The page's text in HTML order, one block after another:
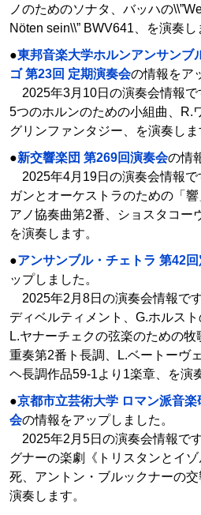
ノのためのソナタ、バッハの
Nöten sein\\” BWV641、を演奏し
●東邦音楽大学ホルンアンサン
ゴ 第23回 定期演奏会の情報をア
2025年3月10日の演奏会情報で
5つのホルンのための小組曲、R.
グリンファンタジー、を演奏しま
●新交響楽団 第269回演奏会の情
2025年4月19日の演奏会情報で
ガンとオーケストラのための「
アノ協奏曲第2番、ショスタコー
を演奏します。
●アンサンブル・チェトラ 第42
ップしました。
2025年2月8日の演奏会情報で
ディベルティメント、G.ホルスト
L.ヤナーチェクの弦楽のための
重奏第2番ト長調、L.ベートーヴ
ヘ長調作品59-1より1楽章、を演
●京都市立芸術大学 ロマン派音
会の情報をアップしました。
2025年2月5日の演奏会情報で
グナーの楽劇《トリスタンとイ
死、アントン・ブルックナーの
演奏します。